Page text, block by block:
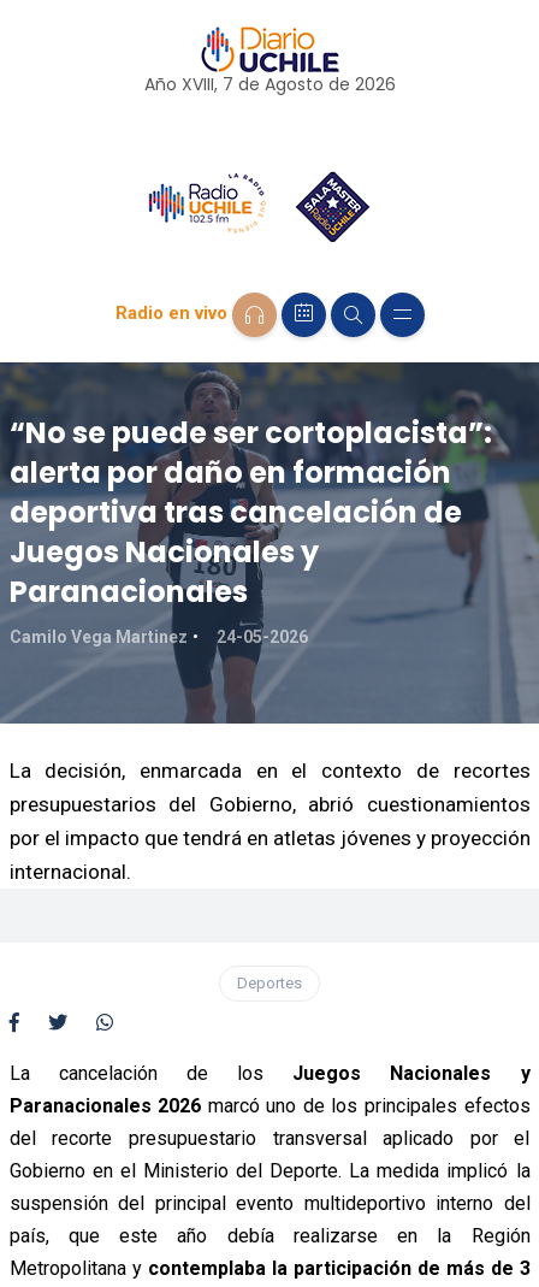
Año XVIII, 7 de Agosto de 2026
Radio en vivo
“No se puede ser cortoplacista”:
alerta por daño en formación
deportiva tras cancelación de
Juegos Nacionales y
Paranacionales
Camilo Vega Martinez 24-05-2026
La decisión, enmarcada en el contexto de recortes
presupuestarios del Gobierno, abrió cuestionamientos
por el impacto que tendrá en atletas jóvenes y proyección
internacional.
Deportes
La cancelación de los Juegos Nacionales y
Paranacionales 2026 marcó uno de los principales efectos
del recorte presupuestario transversal aplicado por el
Gobierno en el Ministerio del Deporte. La medida implicó la
suspensión del principal evento multideportivo interno del
país, que este año debía realizarse en la Región
Metropolitana y contemplaba la participación de más de 3